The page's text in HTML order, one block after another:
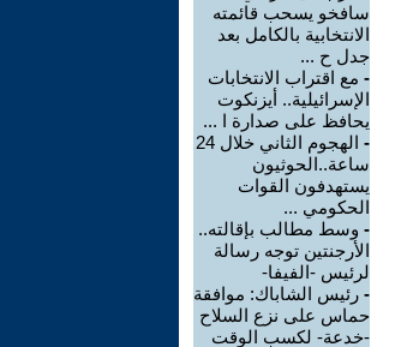
سافخو يسحب قائمته
الانتخابية بالكامل بعد
جدل ح ...
- مع اقتراب الانتخابات
الإسرائيلية.. أيزنكوت
يحافظ على صدارة ا ...
-
الهجوم الثاني خلال 24
ساعة..الحوثيون
يستهدفون القوات
الحكومي ...
- وسط مطالب بإقالته..
الأرجنتين توجه رسالة
لرئيس -الفيفا-
- رئيس الشاباك: موافقة
حماس على نزع السلاح
-خدعة- لكسب الوقت